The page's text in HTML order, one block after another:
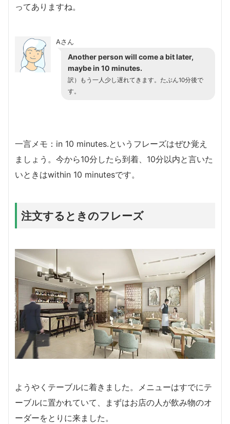
ってありますね。
Aさん
Another person will come a bit later,
maybe in 10 minutes.
訳）もう一人少し遅れてきます。たぶん10分後で
す。
一言メモ：in 10 minutes.というフレーズはぜひ覚え
ましょう。今から10分したら到着、10分以内と言いた
いときはwithin 10 minutesです。
注文するときのフレーズ
ようやくテーブルに着きました。メニューはすでにテ
ーブルに置かれていて、まずはお店の人が飲み物のオ
ーダーをとりに来ました。